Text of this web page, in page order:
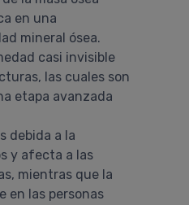
en una
mineral ósea.
casi invisible
las cuales son
etapa avanzada
debida a la
y afecta a las
mientras que la
en las personas